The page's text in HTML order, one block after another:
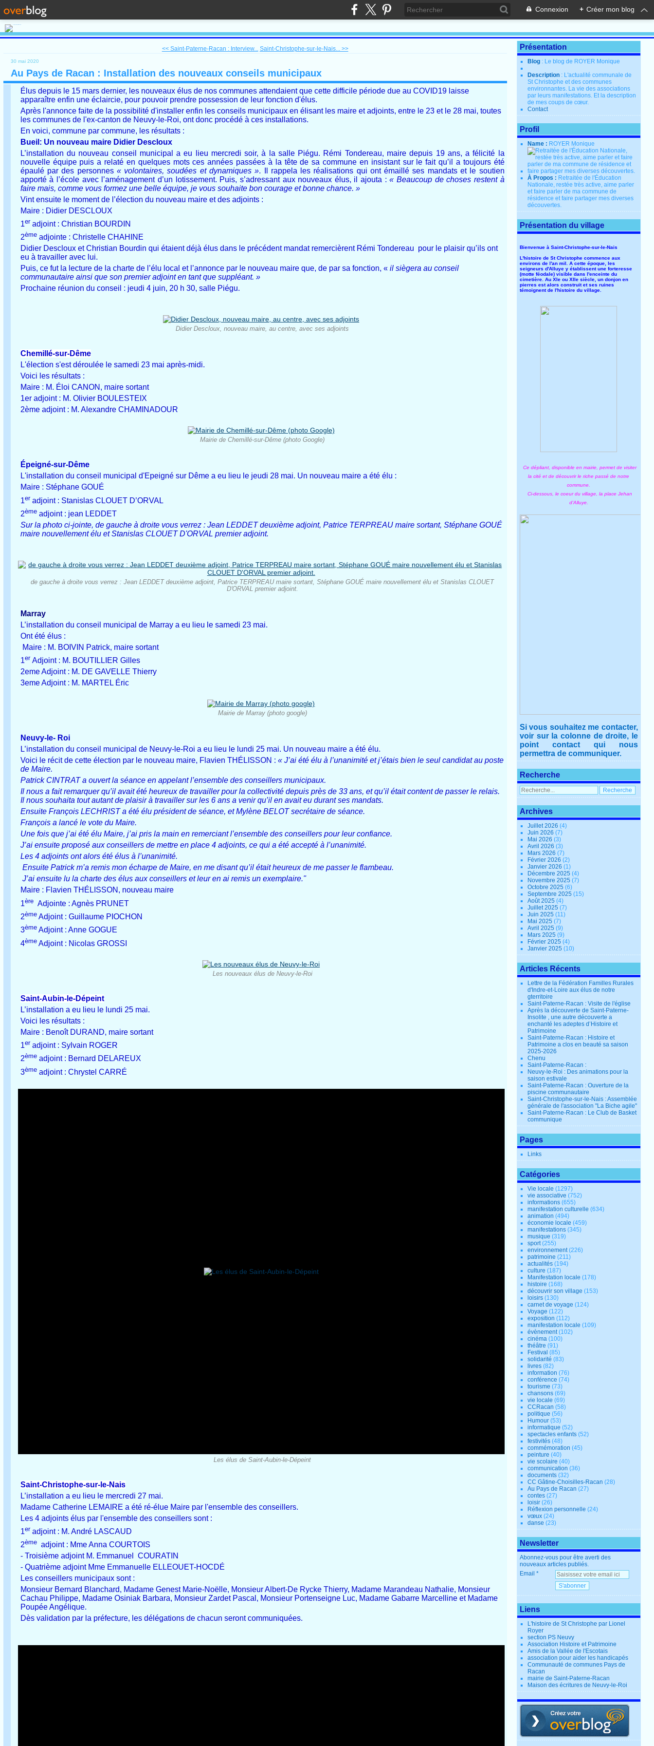
Connexion + Créer mon blog
<< Saint-Paterne-Racan : Interview... Saint-Christophe-sur-le-Nais... >>
30 mai 2020
Au Pays de Racan : Installation des nouveaux conseils municipaux
Élus depuis le 15 mars dernier, les nouveaux élus de nos communes attendaient que cette difficile période due au COVID19 laisse
apparaître enfin une éclaircie, pour pouvoir prendre possession de leur fonction d'élus.
Après l'annonce faite de la possibilité d'installer enfin les conseils municipaux en élisant les maire et adjoints, entre le 23 et le 28 mai, toutes
les communes de l'ex-canton de Neuvy-le-Roi, ont donc procédé à ces installations.
En voici, commune par commune, les résultats :
Bueil: Un nouveau maire Didier Descloux
L’installation du nouveau conseil municipal a eu lieu mercredi soir, à la salle Piégu. Rémi Tondereau, maire depuis 19 ans, a félicité la
nouvelle équipe puis a relaté en quelques mots ces années passées à la tête de sa commune en insistant sur le fait qu’il a toujours été
épaulé par des personnes « volontaires, soudées et dynamiques ». Il rappela les réalisations qui ont émaillé ses mandats et le soutien
apporté à l’école avec l’aménagement d’un lotissement. Puis, s’adressant aux nouveaux élus, il ajouta :« Beaucoup de choses restent à
faire mais, comme vous formez une belle équipe, je vous souhaite bon courage et bonne chance. »
Vint ensuite le moment de l’élection du nouveau maire et des adjoints :
Maire : Didier DESCLOUX
1er adjoint : Christian BOURDIN
2èmeadjointe : Christelle CHAHINE
Didier Descloux et Christian Bourdin qui étaient déjà élus dans le précédent mandat remercièrent Rémi Tondereau pour le plaisir qu’ils ont
eu à travailler avec lui.
Puis, ce fut la lecture de la charte de l’élu local et l’annonce par le nouveau maire que, de par sa fonction, « il siègera au conseil
communautaire ainsi que son premier adjoint en tant que suppléant. »
Prochaine réunion du conseil : jeudi 4 juin, 20 h 30, salle Piégu.
Didier Descloux, nouveau maire, au centre, avec ses adjoints
Chemillé-sur-Dême
L'élection s'est déroulée le samedi 23 mai après-midi.
Voici les résultats :
Maire : M. Éloi CANON, maire sortant
1er adjoint : M. Olivier BOULESTEIX
2ème adjoint : M. Alexandre CHAMINADOUR
Mairie de Chemillé-sur-Dême (photo Google)
Épeigné-sur-Dême
L'installation du conseil municipal d'Epeigné sur Dême a eu lieu le jeudi 28 mai. Un nouveau maire a été élu :
Maire : Stéphane GOUÉ
1er adjoint : Stanislas CLOUET D’ORVAL
2èmeadjoint : jean LEDDET
Sur la photo ci-jointe, de gauche à droite vous verrez : Jean LEDDET deuxième adjoint, Patrice TERPREAU maire sortant, Stéphane GOUÉ
maire nouvellement élu et Stanislas CLOUET D'ORVAL premier adjoint.
de gauche à droite vous verrez : Jean LEDDET deuxième adjoint, Patrice TERPREAU maire sortant, Stéphane GOUÉ maire nouvellement élu et Stanislas CLOUET
D'ORVAL premier adjoint.
Marray
L’installation du conseil municipal de Marray a eu lieu le samedi 23 mai.
Ont été élus :
Maire : M. BOIVIN Patrick, maire sortant
1er Adjoint : M. BOUTILLIER Gilles
2eme Adjoint : M. DE GAVELLE Thierry
3eme Adjoint : M. MARTEL Éric
Mairie de Marray (photo google)
Neuvy-le- Roi
L’installation du conseil municipal de Neuvy-le-Roi a eu lieu le lundi 25 mai. Un nouveau maire a été élu.
Voici le récit de cette élection par le nouveau maire, Flavien THÉLISSON : « J’ai été élu à l’unanimité et j’étais bien le seul candidat au poste
de Maire.
Patrick CINTRAT a ouvert la séance en appelant l’ensemble des conseillers municipaux.
Il nous a fait remarquer qu’il avait été heureux de travailler pour la collectivité depuis près de 33 ans, et qu’il était content de passer le relais.
Il nous souhaita tout autant de plaisir à travailler sur les 6 ans a venir qu’il en avait eu durant ses mandats.
Ensuite François LECHRIST a été élu président de séance, et Mylène BELOT secrétaire de séance.
François a lancé le vote du Maire.
Une fois que j’ai été élu Maire, j’ai pris la main en remerciant l’ensemble des conseillers pour leur confiance.
J’ai ensuite proposé aux conseillers de mettre en place 4 adjoints, ce qui a été accepté à l’unanimité.
Les 4 adjoints ont alors été élus à l’unanimité.
Ensuite Patrick m’a remis mon écharpe de Maire, en me disant qu’il était heureux de me passer le flambeau.
J’ai ensuite lu la charte des élus aux conseillers et leur en ai remis un exemplaire."
Maire : Flavien THÉLISSON, nouveau maire
1èreAdjointe : Agnès PRUNET
2èmeAdjoint : Guillaume PIOCHON
3èmeAdjoint : Anne GOGUE
4èmeAdjoint : Nicolas GROSSI
Les nouveaux élus de Neuvy-le-Roi
Saint-Aubin-le-Dépeint
L’installation a eu lieu le lundi 25 mai.
Voici les résultats :
Maire : Benoît DURAND, maire sortant
1er adjoint : Sylvain ROGER
2èmeadjoint : Bernard DELAREUX
3èmeadjoint : Chrystel CARRÉ
Les élus de Saint-Aubin-le-Dépeint
Saint-Christophe-sur-le-Nais
L’installation a eu lieu le mercredi 27 mai.
Madame Catherine LEMAIRE a été ré-élue Maire par l'ensemble des conseillers.
Les 4 adjoints élus par l'ensemble des conseillers sont :
1er adjoint : M. André LASCAUD
2èmeadjoint : Mme Anna COURTOIS
- Troisième adjoint M. Emmanuel COURATIN
- Quatrième adjoint Mme Emmanuelle ELLEOUET-HOCDÉ
Les conseillers municipaux sont :
Monsieur Bernard Blanchard, Madame Genest Marie-Noëlle, Monsieur Albert-De Rycke Thierry, Madame Marandeau Nathalie, Monsieur
Cachau Philippe, Madame Osiniak Barbara, Monsieur Zardet Pascal, Monsieur Portenseigne Luc, Madame Gabarre Marcelline et Madame
Poupée Angélique.
Dès validation par la préfecture, les délégations de chacun seront communiquées.
Présentation
Blog : Le blog de ROYER Monique
Description : L'actualité communale de
St Christophe et des communes
environnantes. La vie des associations
par leurs manifestations. Et la description
de mes coups de cœur.
Contact
Profil
Name : ROYER Monique
À Propos : Retraitée de l'Éducation
Nationale, restée très active, aime parler
et faire parler de ma commune de
résidence et faire partager mes diverses
découvertes.
Présentation du village
Bienvenue à Saint-Christophe-sur-le-Nais
L'histoire de St Christophe commence aux
environs de l'an mil. A cette époque, les
seigneurs d'Alluye y établissent une forteresse
(motte féodale) visible dans l'enceinte du
cimetière. Au XIe ou XIIe siècle, un donjon en
pierres est alors construit et ses ruines
témoignent de l'histoire du village.
Ce dépliant, disponible en mairie, permet de visiter
la cité et de découvrir le riche passé de notre
commune.
Ci-dessous, le coeur du village, la place Jehan
d'Alluye.
Si vous souhaitez me contacter,
voir sur la colonne de droite, le
point contact qui nous
permettra de communiquer.
Recherche
Archives
Juillet 2026(4)
Juin 2026(7)
Mai 2026(3)
Avril 2026(3)
Mars 2026(7)
Février 2026(2)
Janvier 2026(1)
Décembre 2025(4)
Novembre 2025(7)
Octobre 2025(6)
Septembre 2025(15)
Août 2025(4)
Juillet 2025(7)
Juin 2025(11)
Mai 2025(7)
Avril 2025(9)
Mars 2025(9)
Février 2025(4)
Janvier 2025(10)
Articles Récents
Lettre de la Fédération Familles Rurales
d'Indre-et-Loire aux élus de notre
gterritoire
Saint-Paterne-Racan : Visite de l'église
Après la découverte de Saint-Paterne-
Insolite , une autre découverte a
enchanté les adeptes d’Histoire et
Patrimoine
Saint-Paterne-Racan : Histoire et
Patrimoine a clos en beauté sa saison
2025-2026
Chenu
Saint-Paterne-Racan :
Neuvy-le-Roi : Des animations pour la
saison estivale
Saint-Paterne-Racan : Ouverture de la
piscine communautaire
Saint-Christophe-sur-le-Nais : Assemblée
générale de l'association "La Biche agile"
Saint-Paterne-Racan : Le Club de Basket
communique
Pages
Links
Catégories
Vie locale (1297)
vie associative (752)
informations (655)
manifestation culturelle (634)
animation (494)
économie locale (459)
manifestations (345)
musique (319)
sport(255)
environnement(226)
patrimoine (211)
actualités (194)
culture (187)
Manifestation locale (178)
histoire (168)
découvrir son village (153)
loisirs (130)
carnet de voyage (124)
Voyage (122)
exposition (112)
manifestation locale (109)
évènement(102)
cinéma (100)
théâtre (91)
Festival (85)
solidarité (83)
livres (82)
information (76)
conférence (74)
tourisme (73)
chansons (69)
vie locale (69)
CCRacan (58)
politique (56)
Humour (53)
informatique (52)
spectacles enfants (52)
festivités (48)
commémoration (45)
peinture (40)
vie scolaire (40)
communication (36)
documents (32)
CC Gâtine-Choisilles-Racan (28)
Au Pays de Racan (27)
contes (27)
loisir (26)
Réflexion personnelle (24)
vœux (24)
danse (23)
Newsletter
Abonnez-vous pour être averti des
nouveaux articles publiés.
Email
Liens
L'histoire de St Christophe par Lionel
Royer
section PS Neuvy
Association Histoire et Patrimoine
Amis de la Vallée de l'Escotais
association pour aider les handicapés
Communauté de communes Pays de
Racan
mairie de Saint-Paterne-Racan
Maison des écritures de Neuvy-le-Roi